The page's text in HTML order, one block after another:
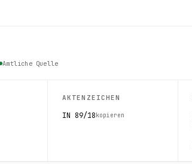
Amtliche Quelle
AKTENZEICHEN
IN 89/18kopieren